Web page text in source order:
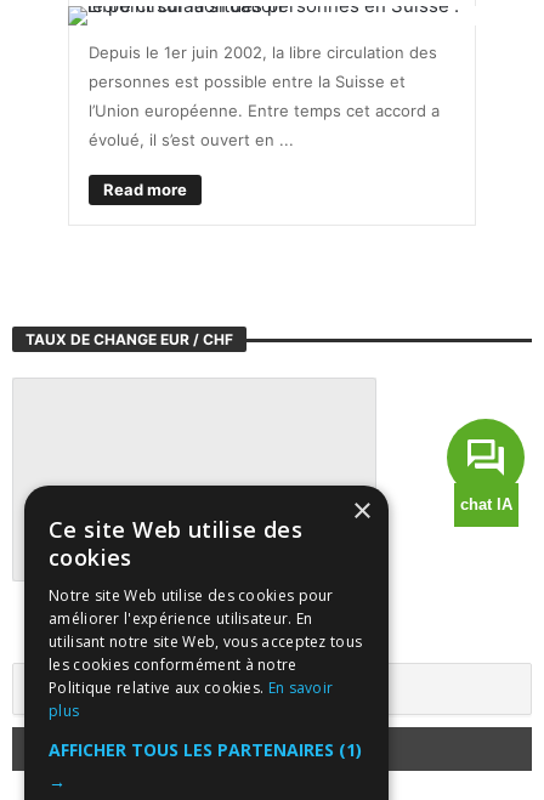
Depuis le 1er juin 2002, la libre circulation des
personnes est possible entre la Suisse et
l’Union européenne. Entre temps cet accord a
évolué, il s’est ouvert en ...
Read more
TAUX DE CHANGE EUR / CHF
Suivre tous les marchés sur TradingView
×
Ce site Web utilise des
cookies
Notre site Web utilise des cookies pour
améliorer l'expérience utilisateur. En
utilisant notre site Web, vous acceptez tous
les cookies conformément à notre
Politique relative aux cookies. En savoir
plus
AFFICHER TOUS LES PARTENAIRES (1)
→